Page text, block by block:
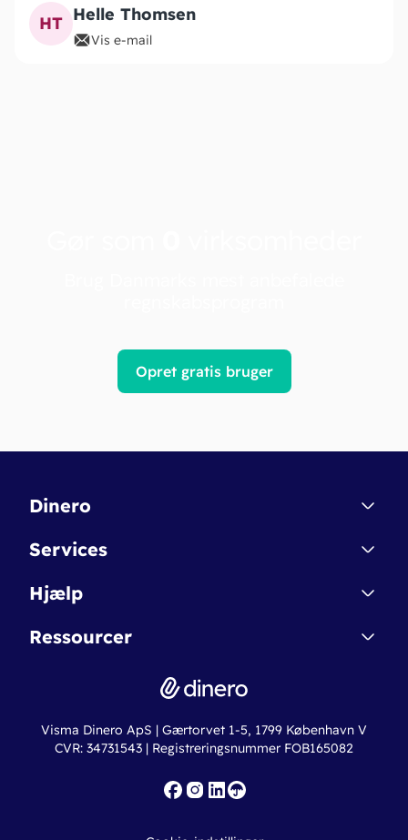
HT Helle Thomsen
Vis e-mail
Opret gratis bruger
Dinero
Kontakt
Betingelser & Sikkerhed
Nye funktioner
Services
Dinero Starter
Dinero Pro
Erhvervslån
Fakturaskabeloner
Hjælp
Regnskabsordbogen
Online regnskabskurser
Ressourcer
Ny virksomhed
Iværksætterlegat
Visma Dinero ApS | Gærtorvet 1-5, 1799 København V
CVR: 34731543 | Registreringsnummer FOB165082